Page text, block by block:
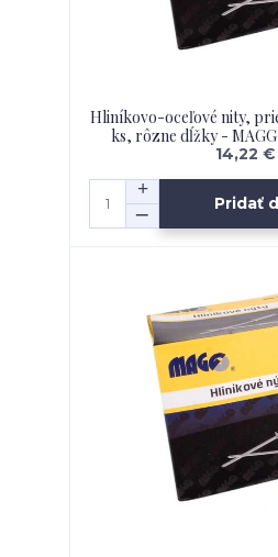
Hliníkovo-oceľové nity,
ks, rôzne dĺžky - MAGG
14,22 €
Pridať